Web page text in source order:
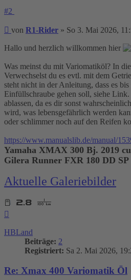
#2
Beitrag
von R1-Rider » So 3. Mai 2026,
Hallo und herzlich willkommen hier
Was meinst du mit Variomatiköl? In
Verwechselst du es evtl. mit dem
steht nicht in der Anleitung, dass es
Einfüllschraube gehen soll, siehe
ablassen, da es dir sonst
wird, was lebensgefährlich werden
oder schlimmer noch auf den Reifen
https://www.manualslib.de/manual/
Yamaha XMAX 300 Bj. 2019
Gilera Runner FXR 180 DD SP
Aktuelle Galeriebilder
HBLand
Beiträge: 2
Registriert: Sa 2. Mai 2026,
Re: Xmax 400 Variomatik Öl